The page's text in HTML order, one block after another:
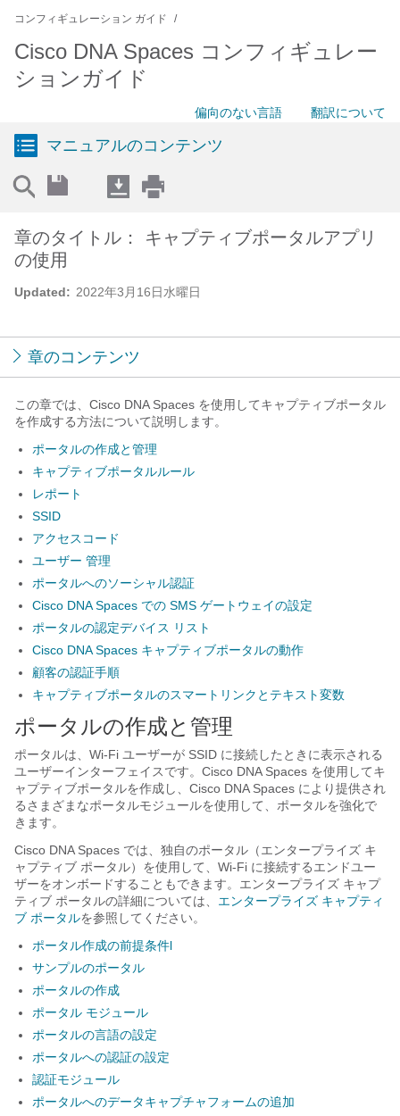
コンフィギュレーション ガイド
Cisco DNA Spaces コンフィギュレー
ションガイド
偏向のない言語 翻訳について
マニュアルのコンテンツ
Updated: 2022年3月16日水曜日
章のタイトル： キャプティブポータルアプリ
の使用
章のコンテンツ
この章では、Cisco DNA Spaces を使用してキャプティブポータル
を作成する方法について説明します。
ポータルの作成と管理
キャプティブポータルルール
レポート
SSID
アクセスコード
ユーザー 管理
ポータルへのソーシャル認証
Cisco DNA Spaces での SMS ゲートウェイの設定
ポータルの認定デバイス リスト
Cisco DNA Spaces キャプティブポータルの動作
顧客の認証手順
キャプティブポータルのスマートリンクとテキスト変数
ポータルの作成と管理
ポータルは、Wi-Fi ユーザーが SSID に接続したときに表示される
ユーザーインターフェイスです。Cisco DNA Spaces を使用してキ
ャプティブポータルを作成し、Cisco DNA Spaces により提供され
るさまざまなポータルモジュールを使用して、ポータルを強化で
きます。
Cisco DNA Spaces では、独自のポータル（エンタープライズ キ
ャプティブ ポータル）を使用して、Wi-Fi に接続するエンドユー
ザーをオンボードすることもできます。エンタープライズ キャプ
ティブ ポータルの詳細については、 エンタープライズ キャプティ
ブ ポータルを参照してください。
ポータル作成の前提条件l
サンプルのポータル
ポータルの作成
ポータル モジュール
ポータルの言語の設定
ポータルへの認証の設定
認証モジュール
ポータルへのデータキャプチャフォームの追加